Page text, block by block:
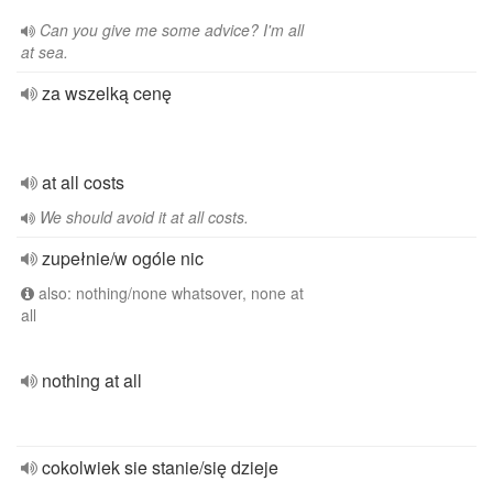
Can you give me some advice? I'm all
at sea.
za wszelką cenę
at all costs
We should avoid it at all costs.
zupełnie/w ogóle nic
also: nothing/none whatsover, none at
all
nothing at all
cokolwiek sie stanie/się dzieje